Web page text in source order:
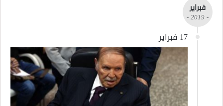
فبراير
- 2019 -
17 فبراير